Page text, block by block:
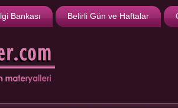
Bankası Belirli Gün ve Haftalar